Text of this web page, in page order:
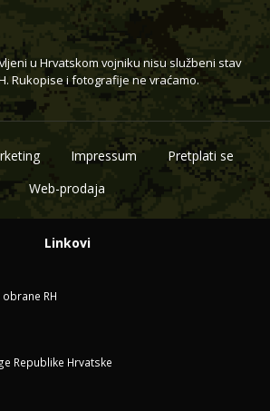
u Hrvatskom vojniku nisu službeni stav
Rukopise i fotografije ne vraćamo.
Impressum
Pretplati se
Web-prodaja
Linkovi
RH
Republike Hrvatske